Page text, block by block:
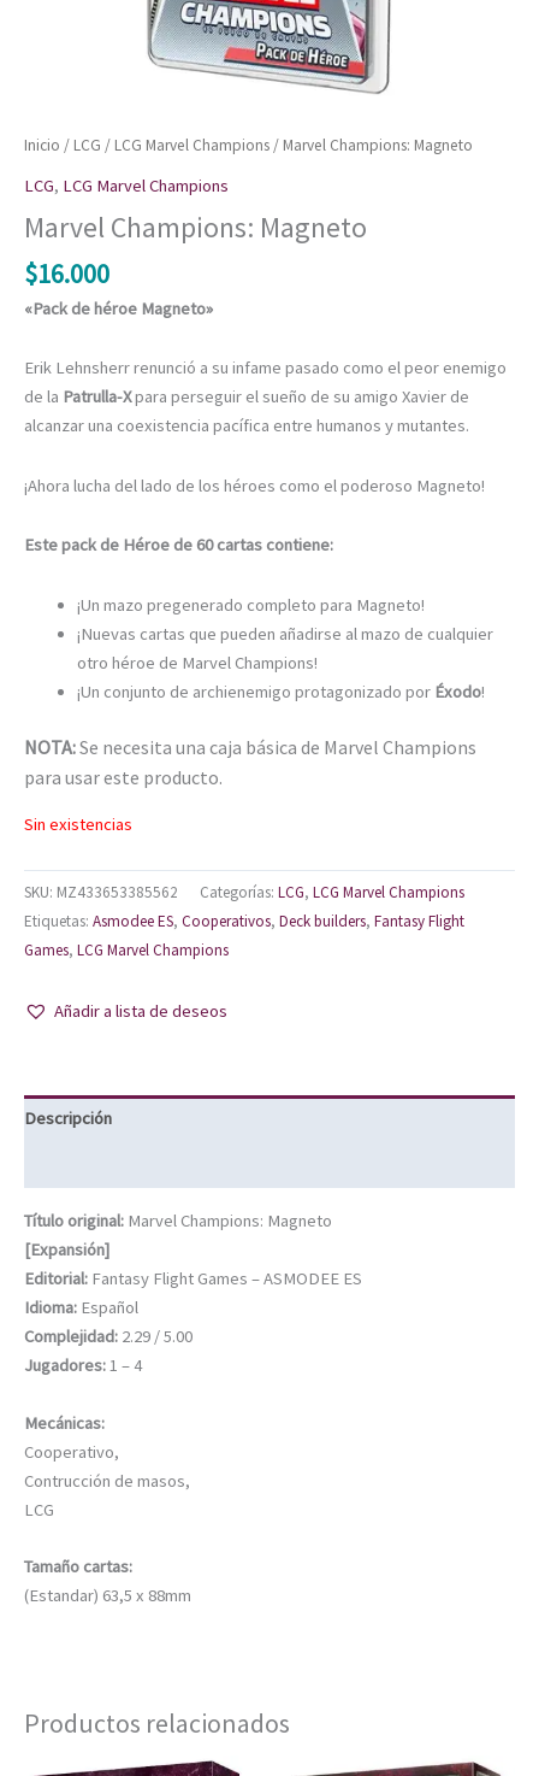
Inicio / LCG / LCG Marvel Champions / Marvel Champions: Magneto
LCG, LCG Marvel Champions
Marvel Champions: Magneto
$16.000
«Pack de héroe Magneto»
Erik Lehnsherr renunció a su infame pasado como el peor enemigo
de la Patrulla-Xpara perseguir el sueño de su amigo Xavier de
alcanzar una coexistencia pacífica entre humanos y mutantes.
¡Ahora lucha del lado de los héroes como el poderoso Magneto!
Este pack de Héroe de 60 cartas contiene:
¡Un mazo pregenerado completo para Magneto!
¡Nuevas cartas que pueden añadirse al mazo de cualquier
otro héroe de Marvel Champions!
¡Un conjunto de archienemigo protagonizado por Éxodo!
NOTA:Se necesita una caja básica de Marvel Champions
para usar este producto.
Sin existencias
SKU: MZ433653385562 Categorías: LCG, LCG Marvel Champions
Etiquetas: Asmodee ES, Cooperativos, Deck builders, Fantasy Flight
Games, LCG Marvel Champions
Añadir a lista de deseos
Descripción
Título original: Marvel Champions: Magneto
[Expansión]
Editorial: Fantasy Flight Games – ASMODEE ES
Idioma: Español
Complejidad: 2.29 / 5.00
Jugadores:1 – 4
Mecánicas:
Cooperativo,
Contrucción de masos,
LCG
Tamaño cartas:
(Estandar) 63,5 x 88mm
Productos relacionados